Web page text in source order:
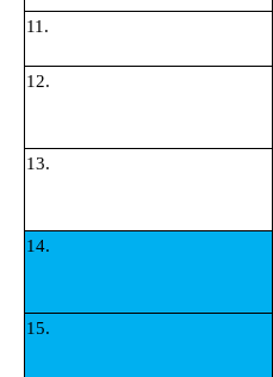
11.
12.
13.
14.
15.